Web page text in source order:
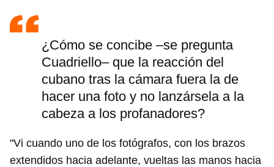
¿Cómo se concibe ‒se pregunta
Cuadriello‒ que la reacción del
cubano tras la cámara fuera la de
hacer una foto y no lanzársela a la
cabeza a los profanadores?
"Vi cuando uno de los fotógrafos, con los brazos
extendidos hacia adelante, vueltas las manos hacia